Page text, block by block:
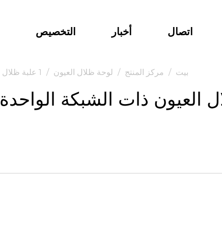
التخصيص أخبار اتصال
بيت / مركز المنتج / لوحة ظلال العيون / 1 علبة ظلال عيون شبكية